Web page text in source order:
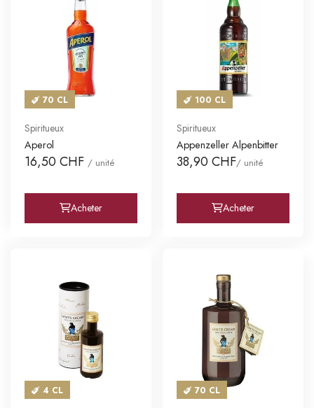
70 CL
Spiritueux
Aperol
16,50 CHF / unité
Acheter
100 CL
Spiritueux
Appenzeller Alpenbitter
38,90 CHF/ unité
Acheter
4 CL 70 CL